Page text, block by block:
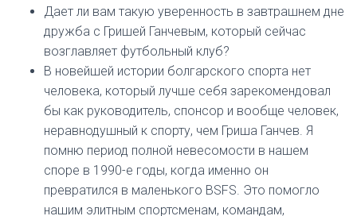
Дает ли вам такую ​​уверенность в завтрашнем дне
дружба с Гришей Ганчевым, который сейчас
возглавляет футбольный клуб?
В новейшей истории болгарского спорта нет
человека, который лучше себя зарекомендовал
бы как руководитель, спонсор и вообще человек,
неравнодушный к спорту, чем Гриша Ганчев. Я
помню период полной невесомости в нашем
споре в 1990-е годы, когда именно он
превратился в маленького BSFS. Это помогло
нашим элитным спортсменам, командам,